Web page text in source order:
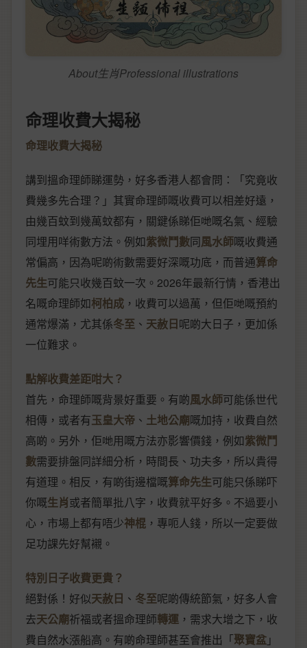
About生肖Professional illustrations
命理收費大揭秘
命理收費大揭秘
講到搵命理師睇運勢，好多香港人都會問：「究竟收
費幾多先合理？」其實命理師嘅收費可以相差好遠，
由幾百蚊到幾萬蚊都有，關鍵係睇佢哋嘅名氣、經驗
同埋用咩術數方法。例如紫微鬥數同風水師嘅收費通
常偏高，因為呢啲術數需要好深嘅功底，而普通算命
先生可能只收幾百蚊一次。2026年最新行情，香港出
名嘅命理師如柯柏成 ，收費可以過萬，但佢哋嘅預約
通常爆滿，尤其係冬至 、 天赦日呢啲大日子，更加係
一位難求。
點解收費差距咁大？
首先，命理師嘅背景好重要。有啲風水師可能係世代
相傳，或者有玉皇大帝 、 土地公廟嘅加持，收費自然
高啲。另外，佢哋用嘅方法亦影響價錢，例如紫微鬥
數需要排盤同詳細分析，時間長、功夫多，所以貴得
有道理。相反，有啲街邊檔嘅算命先生可能只係睇吓
你嘅生肖或者簡單批八字，收費就平好多。不過要小
心，市場上都有唔少神棍 ，專呃人錢，所以一定要做
足功課先好幫襯。
特別日子收費更貴？
絕對係！好似天赦日 、 冬至呢啲傳統節氣，好多人會
去天公廟祈福或者搵命理師轉運 ，需求大增之下，收
費自然水漲船高。有啲命理師甚至會推出「聚寶盆」